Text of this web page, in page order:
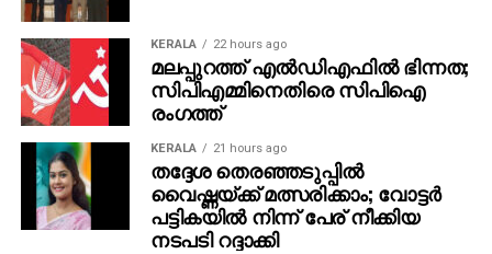
KERALA 22 hours ago
മലപ്പുറത്ത് എല്‍ഡിഎഫില്‍ ഭിന്നത;
സിപിഎമ്മിനെതിരെ സിപിഐ
രംഗത്ത്
KERALA 21 hours ago
തദ്ദേശ തെരഞ്ഞടുപ്പില്‍
വൈഷ്ണയ്ക്ക് മത്സരിക്കാം; വോട്ടര്‍
പട്ടികയില്‍ നിന്ന് പേര് നീക്കിയ
നടപടി റദ്ദാക്കി